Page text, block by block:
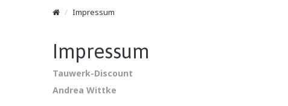
Impressum
Impressum
Tauwerk-Discount
Andrea Wittke